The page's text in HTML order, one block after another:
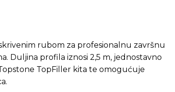
rubom za profesionalnu završnu
Duljina profila iznosi 2,5 m, jednostavno
TopFiller kita te omogućuje